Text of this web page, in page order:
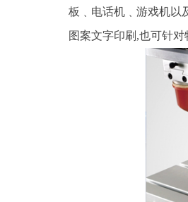
板﹑电话机﹑游戏机以
图案文字印刷,也可针对